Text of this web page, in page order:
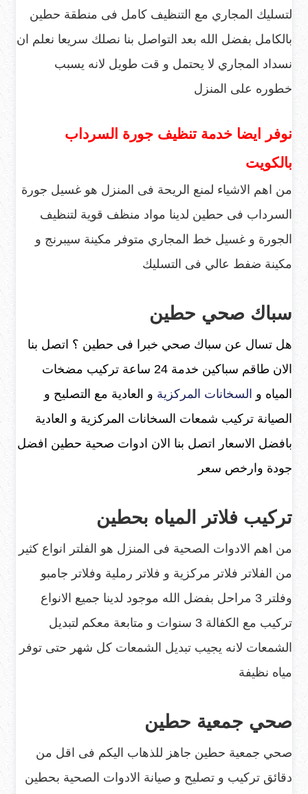
لتسليك المجاري مع التنظيف كامل فى منطقة حطين
بالكامل بفضل الله بعد التواصل بنا نصلك سريعا نعلم ان
نسداد المجاري لا يحتمل و قت طويل لانه يسبب
خطوره على المنزل
نوفر ايضا خدمة تنظيف جورة السرداب
بالكويت
من اهم الاشياء لمنع الريحة فى المنزل هو غسيل جورة
السرداب فى حطين لدينا مواد منظف قوية لتنظيف
الجورة و غسيل خط المجاري متوفر مكينة سيبرنج و
مكينة ضفط عالي فى التسليك
سباك صحي حطين
هل تسال عن سباك صحي خبرا فى حطين ؟ اتصل بنا
الان طاقم سباكين خدمة 24 ساعة تركيب مضخات
المياه و السخانات المركزية و العادية مع التصليح و
الصيانة تركيب شمعات السخانات المركزية و العادية
بافضل الاسعار اتصل بنا الان ادوات صحية حطين افضل
جودة وارخص سعر
تركيب فلاتر المياه بحطين
من اهم الادوات الصحية فى المنزل هو الفلتر انواع كثير
من الفلاتر فلاتر مركزية و فلاتر رملية وفلاتر جامبو
وفلتر 3 مراحل بفضل الله موجود لدينا جميع الانواع
تركيب مع الكفالة 3 سنوات و متابعة معكم لتبديل
الشمعات لانه يجيب تبديل الشمعات كل شهر حتى توفر
مياه نظيفة
صحي جمعية حطين
صحي جمعية حطين جاهز للذهاب اليكم فى اقل من
دقائق تركيب و تصليح و صيانة الادوات الصحية بحطين